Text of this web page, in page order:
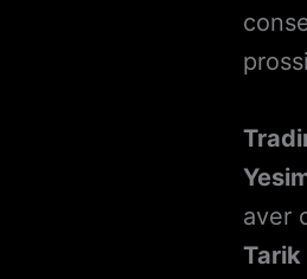
aver
Tarik